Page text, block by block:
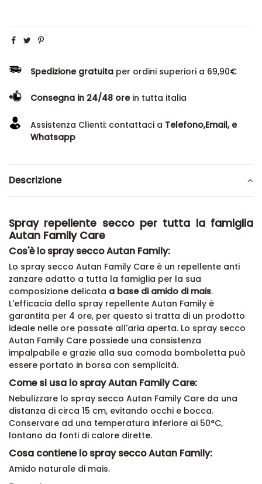
Spedizione gratuita per ordini superiori a 69,90€
Consegna in 24/48 orein tutta italia
Assistenza Clienti: contattaci a Telefono,Email, e
Whatsapp
Descrizione
Spray repellente secco per tutta la famiglia
Autan Family Care
Cos'è lo spray secco Autan Family:
Lo spray secco Autan Family Care è un repellente anti
zanzare adatto a tutta la famiglia per la sua
composizione delicata a base di amido di mais.
L'efficacia dello spray repellente Autan Family è
garantita per 4 ore, per questo si tratta di un prodotto
ideale nelle ore passate all'aria aperta. Lo spray secco
Autan Family Care possiede una consistenza
impalpabile e grazie alla sua comoda bomboletta può
essere portato in borsa con semplicità.
Come si usa lo spray Autan Family Care:
Nebulizzare lo spray secco Autan Family Care da una
distanza di circa 15 cm, evitando occhi e bocca.
Conservare ad una temperatura inferiore ai 50°C,
lontano da fonti di calore dirette.
Cosa contiene lo spray secco Autan Family:
Amido naturale di mais.